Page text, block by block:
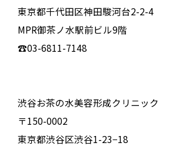
東京都千代田区神田駿河台2-2-4
MPR御茶ノ水駅前ビル9階
☎03-6811-7148
渋谷お茶の水美容形成クリニック
〒150-0002
東京都渋谷区渋谷1-23−18